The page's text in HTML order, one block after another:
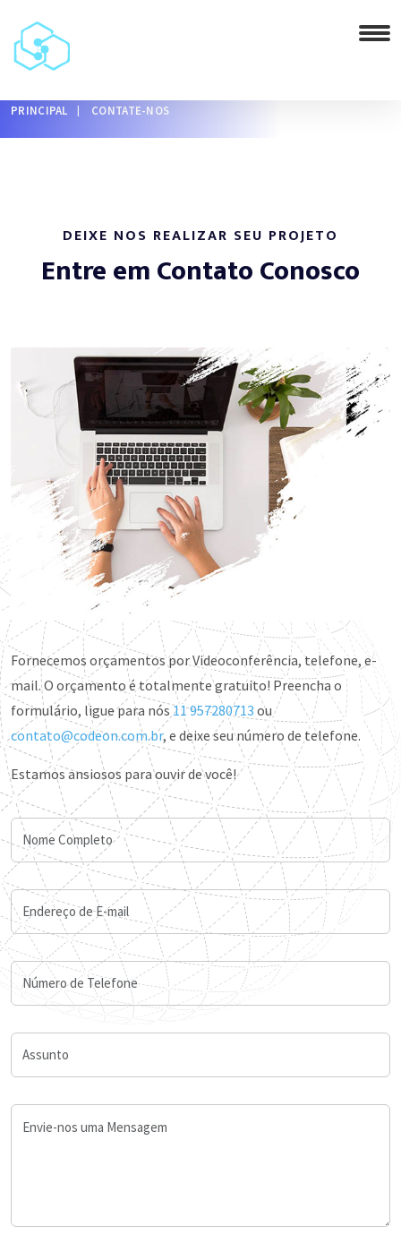
PRINCIPAL CONTATE-NOS
DEIXE NOS REALIZAR SEU PROJETO
Entre em Contato Conosco
Fornecemos orçamentos por Videoconferência, telefone, e-
mail. O orçamento é totalmente gratuito! Preencha o
formulário, ligue para nós11 957280713 ou
contato@codeon.com.br, e deixe seu número de telefone.
Estamos ansiosos para ouvir de você!